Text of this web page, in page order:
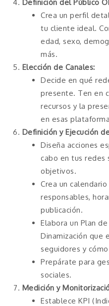
Definición del Público
Crea un perfil
tu cliente ideal.
edad, sexo,
más.
Elección de Canales:
Decide en qué
presente. Ten en
recursos y la
en esas
Definición y Ejecución
Diseña acciones
cabo en tus redes
objetivos.
Crea un
responsables,
publicación.
Elabora un Plan
Dinamización que
seguidores y
Prepárate para
sociales.
Medición y
Establece KPI